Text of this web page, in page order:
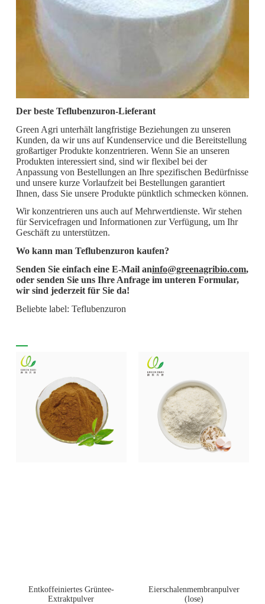
Der beste Teflubenzuron-Lieferant
Green Agri unterhält langfristige Beziehungen zu unseren
Kunden, da wir uns auf Kundenservice und die Bereitstellung
großartiger Produkte konzentrieren. Wenn Sie an unseren
Produkten interessiert sind, sind wir flexibel bei der
Anpassung von Bestellungen an Ihre spezifischen Bedürfnisse
und unsere kurze Vorlaufzeit bei Bestellungen garantiert
Ihnen, dass Sie unsere Produkte pünktlich schmecken können.
Wir konzentrieren uns auch auf Mehrwertdienste. Wir stehen
für Servicefragen und Informationen zur Verfügung, um Ihr
Geschäft zu unterstützen.
Wo kann man Teflubenzuron kaufen?
Senden Sie einfach eine E-Mail aninfo@greenagribio.com,
oder senden Sie uns Ihre Anfrage im unteren Formular,
wir sind jederzeit für Sie da!
Beliebte label: Teflubenzuron
Entkoffeiniertes Grüntee-
Extraktpulver
Eierschalenmembranpulver
(lose)